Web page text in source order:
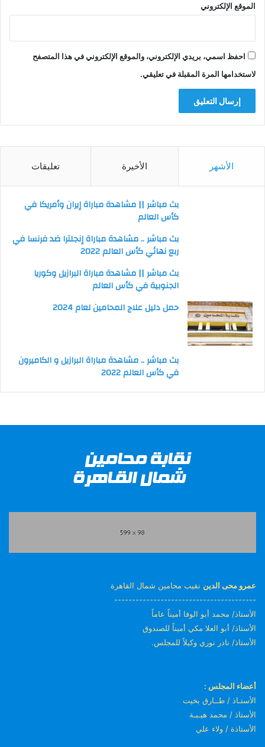
الموقع الإلكتروني
احفظ اسمي، بريدي الإلكتروني، والموقع الإلكتروني في هذا المتصفح
لاستخدامها المرة المقبلة في تعليقي.
الأشهر الأخيرة تعليقات
بث مباشر || مشاهدة مباراة إيران وأمريكا في
كأس العالم
بث مباشر .. مشاهدة مباراة إنجلترا ضد فرنسا في
ربع نهائي كأس العالم 2022
بث مباشر || مشاهدة مباراة البرازيل وكوريا
الجنوبية في كأس العالم
حمل دليل علاج المحامين لعام 2024
بث مباشر .. مشاهدة مباراة البرازيل و الكاميرون
في كأس العالم 2022
عمرو محى الدين نقيب محامين شمال القاهرة
----------------------------------------
الأستاذ/ محمد أبو الوفا أميناً عاماً
الأستاذ/ أبو العلا مكي أميناً للصندوق
الأستاذ/ نادر نوري وكيلاً للمجلس.
أعضاء المجلس :
الأستـاذ / طــارق بخيت
الأستاذ / محمد هيـبـة
الأستاذة / ولاء علي